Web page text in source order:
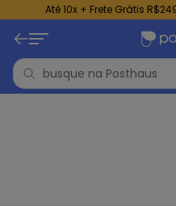
Até 10x + Frete Grátis